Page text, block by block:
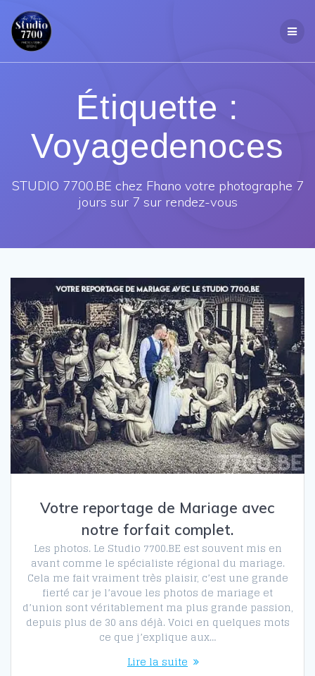
Étiquette :
Voyagedenoces
STUDIO 7700.BE chez Fhano votre photographe 7
jours sur 7 sur rendez-vous
Votre reportage de Mariage avec
notre forfait complet.
Les photos. Le Studio 7700.BE est souvent mis en
avant comme le spécialiste régional du mariage.
Cela me fait vraiment très plaisir, c’est une grande
fierté car je l’avoue les photos de mariage et
d’union sont véritablement ma plus grande passion,
depuis plus de 30 ans déjà. Voici en quelques mots
ce que j’explique aux…
Lire la suite